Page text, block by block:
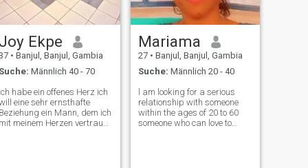
Joy Ekpe
• Banjul, Banjul, Gambia
Suche: Männlich 40 - 70
Ich habe ein offenes Herz ich
eine sehr ernsthafte
Beziehung ein Mann, dem ich
mit meinem Herzen vertrauen
Mariama
27 • Banjul, Banjul, Gambia
Suche: Männlich 20 - 40
l am looking for a serious
relationship with someone
within the ages of 20 to 60
someone who can love to